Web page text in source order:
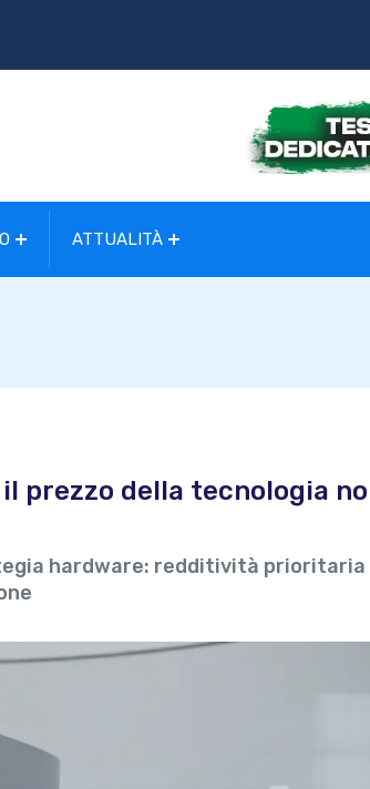
ATTUALITÀ
prezzo della tecnologia
hardware: redditività prioritaria